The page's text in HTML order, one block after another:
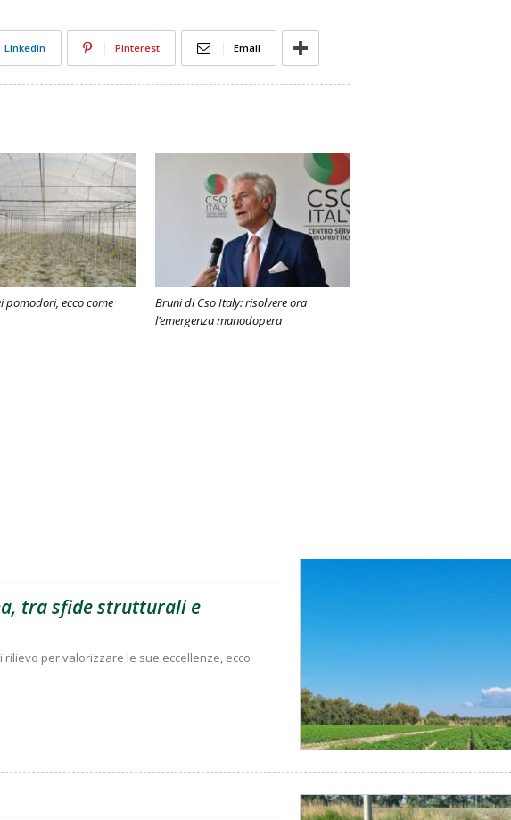
Linkedin Pinterest Email
pomodori, ecco come
Bruni di Cso Italy: risolvere ora
l’emergenza manodopera
tra sfide strutturali e
per valorizzare le sue eccellenze, ecco